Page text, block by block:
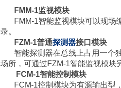
FMM-1监视模块
FMM-1智能监视模块可以现场
录。
FZM-1普通探测器接口模块
智能探测器在总线上占用一个
场所，可通过FZM-1智能监视模块
FCM-1智能控制模块
FCM-1控制模块为有源输出型